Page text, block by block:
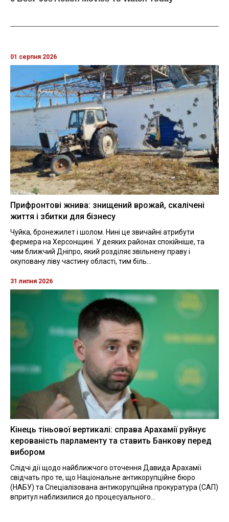
01 серпня 2026
Прифронтові жнива: знищений врожай, скалічені
життя і збитки для бізнесу
Чуйка, бронежилет і шолом. Нині це звичайні атрибути
фермера на Херсонщині. У деяких районах спокійніше, та
чим ближчий Дніпро, який розділяє звільнену праву і
окуповану ліву частину області, тим біль...
31 липня 2026
Кінець тіньової вертикалі: справа Арахамії руйнує
керованість парламенту та ставить Банкову перед
вибором
Слідчі дії щодо найближчого оточення Давида Арахамії
свідчать про те, що Національне антикорупційне бюро
(НАБУ) та Спеціалізована антикорупційна прокуратура (САП)
впритул наблизилися до процесуального...